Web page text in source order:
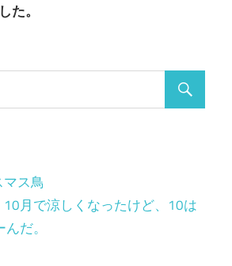
た。
ス鳥
月で涼しくなったけど、10は
だ。